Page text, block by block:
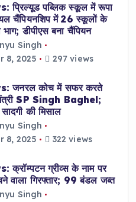
प्रिल्यूड पब्लिक स्कूल में रूपा
चैंपियनशिप में 26 स्कूलों के
भाग; डीपीएस बना चैंपियन
Singh
8, 2025
297 views
जनरल कोच में सफर करते
SP Singh Baghel;
की मिसाल
Singh
8, 2025
322 views
ग्रीव्स के नाम पर
वाला गिरफ्तार; 99 बंडल जब्त
Singh